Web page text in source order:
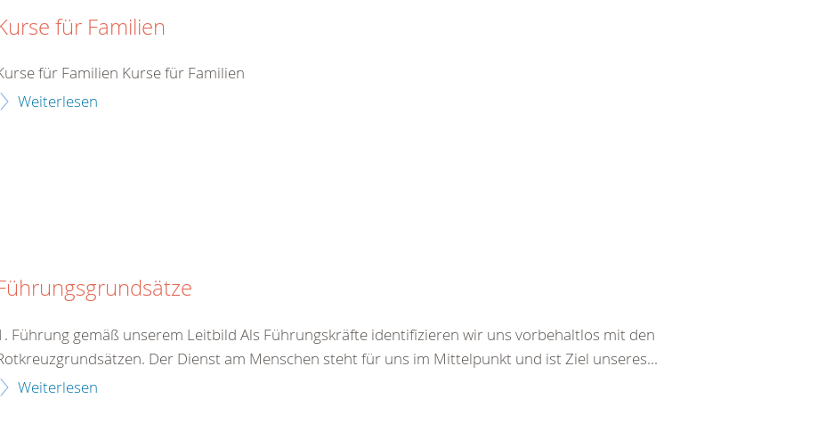
für Familien
für Familien Kurse für Familien
Weiterlesen
Führung gemäß unserem Leitbild Als Führungskräfte identifizieren wir uns vorbehaltlos mit den
Der Dienst am Menschen steht für uns im Mittelpunkt und ist Ziel unseres...
Weiterlesen